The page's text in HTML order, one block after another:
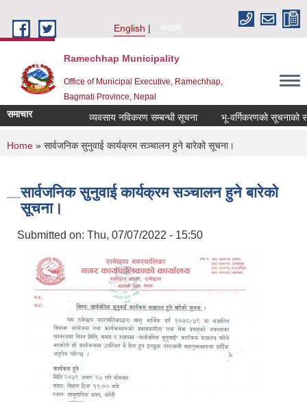
English
नेपाली
Ramechhap Municipality
Office of Municipal Executive, Ramechhap,
Bagmati Province, Nepal
समाचार व्यवसाय नविकरण सम्बन्धी सूचना भू-वर्गिकरणको सूचनाको
You are here
Home » सार्वजनिक सुनुवाई कार्यक्रम सञ्चालन हुने बारेको सूचना।
सार्वजनिक सुनुवाई कार्यक्रम सञ्चालन हुने बारेको
सूचना।
Submitted on: Thu, 07/07/2022 - 15:50